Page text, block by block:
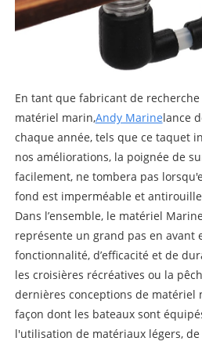
En tant que fabricant de
matériel marin,Andy Marinelance
chaque année, tels que ce taquet
nos améliorations, la poignée de
facilement, ne tombera pas
fond est imperméable et
Dans l’ensemble, le matériel
représente un grand pas en avant
fonctionnalité, d’efficacité et de
les croisières récréatives ou la
dernières conceptions de matériel
façon dont les bateaux sont
l'utilisation de matériaux légers,